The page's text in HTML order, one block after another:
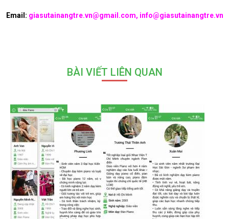
Email: giasutainangtre.vn@gmail.com, info@giasutainangtre.vn
BÀI VIẾT LIÊN QUAN